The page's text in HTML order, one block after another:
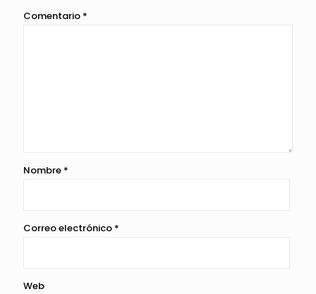
Comentario *
Nombre *
Correo electrónico *
Web